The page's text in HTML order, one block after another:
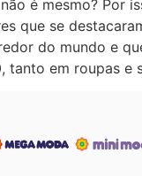
é mesmo? Por
que se
do mundo e
tanto em roupas e